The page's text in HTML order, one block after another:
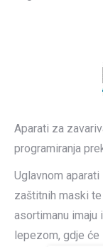
Aparati za
programiranja
Uglavnom
zaštitnih maski
asortimanu imaju
lepezom, gdje